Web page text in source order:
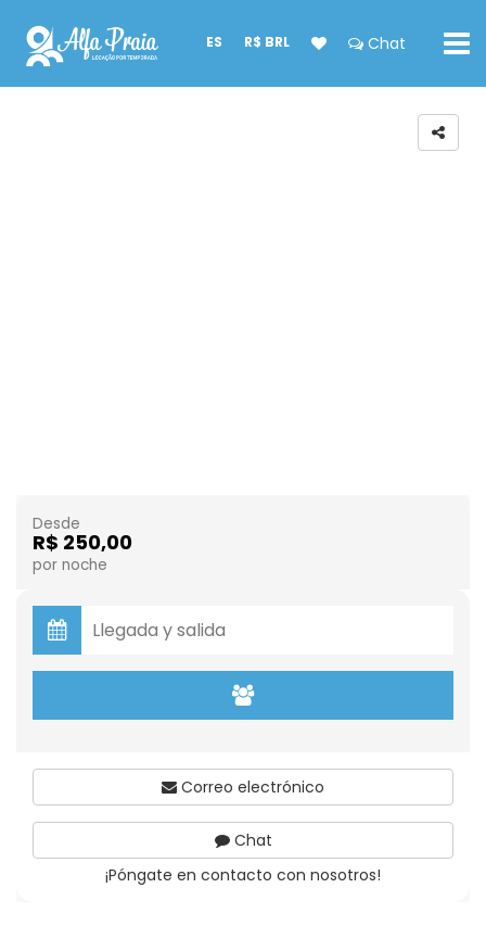
ES R$ BRL Chat
Desde
R$ 250,00
por noche
Correo electrónico
Chat
¡Póngate en contacto con nosotros!